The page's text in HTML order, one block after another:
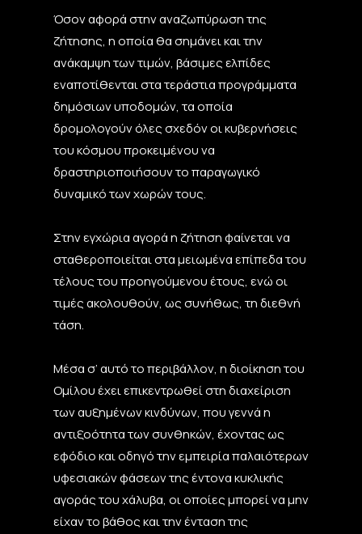
Όσον αφορά στην αναζωπύρωση της
ζήτησης, η οποία θα σημάνει και την
ανάκαμψη των τιμών, βάσιμες ελπίδες
εναποτίθενται στα τεράστια προγράμματα
δημόσιων υποδομών, τα οποία
δρομολογούν όλες σχεδόν οι κυβερνήσεις
του κόσμου προκειμένου να
δραστηριοποιήσουν το παραγωγικό
δυναμικό των χωρών τους.
Στην εγχώρια αγορά η ζήτηση φαίνεται να
σταθεροποιείται στα μειωμένα επίπεδα του
τέλους του προηγούμενου έτους, ενώ οι
τιμές ακολουθούν, ως συνήθως, τη διεθνή
τάση.
Μέσα σ’ αυτό το περιβάλλον, η διοίκηση του
Ομίλου έχει επικεντρωθεί στη διαχείριση
των αυξημένων κινδύνων, που γεννά η
αντιξοότητα των συνθηκών, έχοντας ως
εφόδιο και οδηγό την εμπειρία παλαιότερων
υφεσιακών φάσεων της έντονα κυκλικής
αγοράς του χάλυβα, οι οποίες μπορεί να μην
είχαν το βάθος και την ένταση της